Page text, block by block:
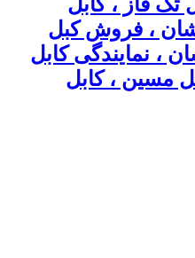
، فروش کبل
، نمایندگی کابل
مسین ، کابل